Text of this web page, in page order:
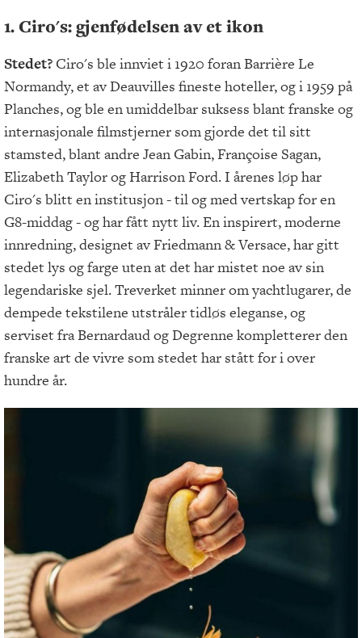
1. Ciro's: gjenfødelsen av et ikon
Stedet? Ciro's ble innviet i 1920 foran Barrière Le
Normandy, et av Deauvilles fineste hoteller, og i 1959 på
Planches, og ble en umiddelbar suksess blant franske og
internasjonale filmstjerner som gjorde det til sitt
stamsted, blant andre Jean Gabin, Françoise Sagan,
Elizabeth Taylor og Harrison Ford. I årenes løp har
Ciro's blitt en institusjon - til og med vertskap for en
G8-middag - og har fått nytt liv. En inspirert, moderne
innredning, designet av Friedmann & Versace, har gitt
stedet lys og farge uten at det har mistet noe av sin
legendariske sjel. Treverket minner om yachtlugarer, de
dempede tekstilene utstråler tidløs eleganse, og
serviset fra Bernardaud og Degrenne kompletterer den
franske art de vivre som stedet har stått for i over
hundre år.